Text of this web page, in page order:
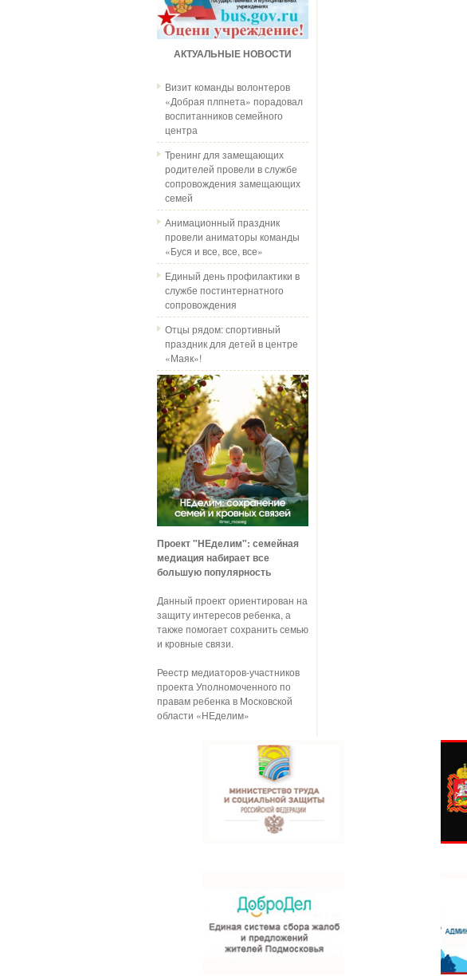
АКТУАЛЬНЫЕ НОВОСТИ
Визит команды волонтеров
«Добрая плпнета» порадовал
воспитанников семейного
центра
Тренинг для замещающих
родителей провели в службе
сопровождения замещающих
семей
Анимационный праздник
провели аниматоры команды
«Буся и все, все, все»
Единый день профилактики в
службе постинтернатного
сопровождения
Отцы рядом: спортивный
праздник для детей в центре
«Маяк»!
Проект "НЕделим": семейная
медиация набирает все
большую популярность
Данный проект ориентирован на
защиту интересов ребенка, а
также помогает сохранить семью
и кровные связи.
Реестр медиаторов-участников
проекта Уполномоченного по
правам ребенка в Московской
области «НЕделим»